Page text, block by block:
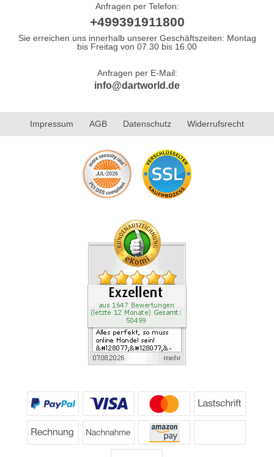
Anfragen per Telefon:
+499391911800
Sie erreichen uns innerhalb unserer Geschäftszeiten: Montag
bis Freitag von 07.30 bis 16.00
Anfragen per E-Mail:
info@dartworld.de
Impressum AGB Datenschutz Widerrufsrecht